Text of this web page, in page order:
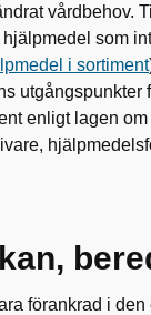
vårdbehov.
som
i sortiment
utgångspunkter
enligt lagen
förankrad i